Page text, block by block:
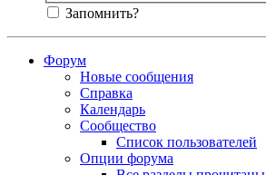
Запомнить?
Форум
Новые сообщения
Справка
Календарь
Сообщество
Список пользователей
Опции форума